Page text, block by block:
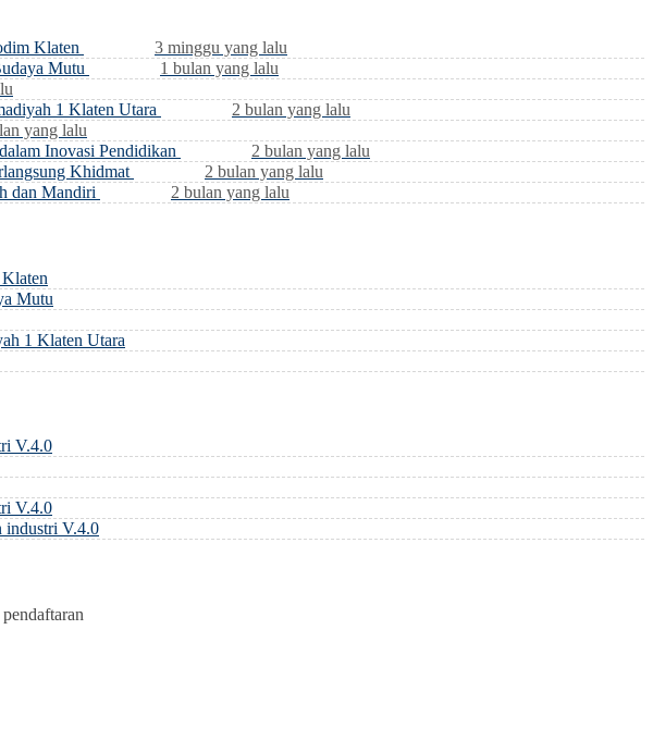
Klaten
3 minggu yang lalu
Mutu
1 bulan yang lalu
1 Klaten Utara
2 bulan yang lalu
yang lalu
Inovasi Pendidikan
2 bulan yang lalu
Khidmat
2 bulan yang lalu
dan Mandiri
2 bulan yang lalu
Mutu
1 Klaten Utara
V.4.0
V.4.0
industri V.4.0